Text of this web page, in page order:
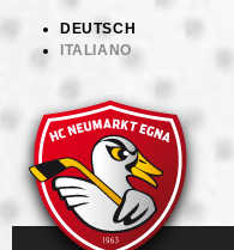
DEUTSCH
ITALIANO